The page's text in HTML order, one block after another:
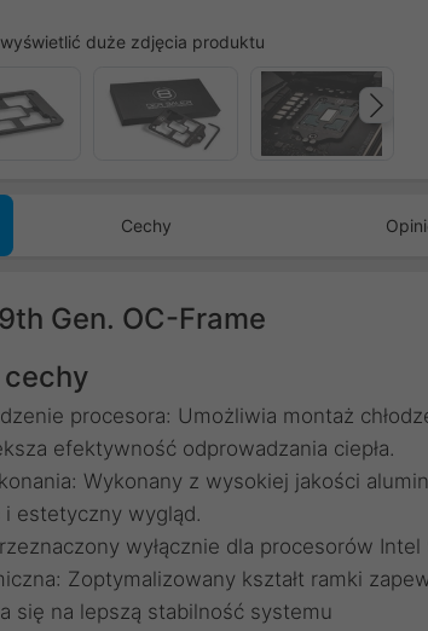
duże zdjęcia produktu
Cechy
Gen. OC-Frame
procesora: Umożliwia montaż
efektywność odprowadzania ciepła.
Wykonany z wysokiej jakości
i estetyczny wygląd.
wyłącznie dla procesorów
Zoptymalizowany kształt ramki
się na lepszą stabilność systemu